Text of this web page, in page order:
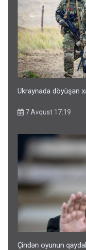
Ukraynada döyüşən
7 Avqust 17:19
Çindən oyunun